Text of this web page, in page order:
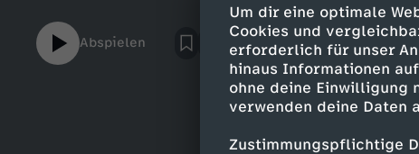
Um dir eine optimale
Cookies und
erforderlich für unser
hinaus Informationen
ohne deine Einwilligung
verwenden deine Daten
Zustimmungspflichtige
der die Erntearbeit macht und das könnte
Obst im Feld vergammelt. Deshalb sollen
helfen. Aber klappt das überhaupt? Sind
Abspielen